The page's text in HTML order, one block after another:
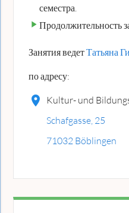
семестра.
Продолжительность
Занятия ведетТатьяна
по адресу:
Kultur- und
Schafgasse, 25
71032 Böblingen